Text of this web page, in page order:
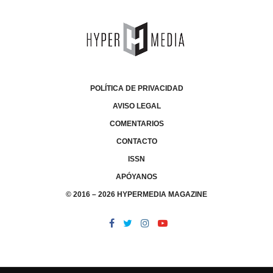
POLÍTICA DE PRIVACIDAD
AVISO LEGAL
COMENTARIOS
CONTACTO
ISSN
APÓYANOS
© 2016 – 2026 HYPERMEDIA MAGAZINE